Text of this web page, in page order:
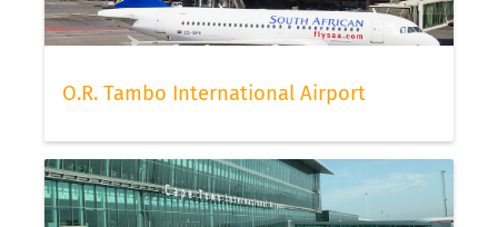
O.R. Tambo International Airport